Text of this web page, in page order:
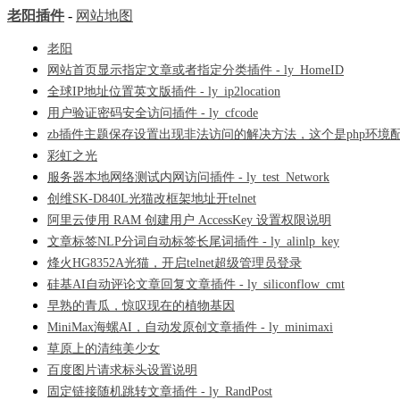
老阳插件- 网站地图
老阳
网站首页显示指定文章或者指定分类插件 - ly_HomeID
全球IP地址位置英文版插件 - ly_ip2location
用户验证密码安全访问插件 - ly_cfcode
zb插件主题保存设置出现非法访问的解决方法，这个是php环境
彩虹之光
服务器本地网络测试内网访问插件 - ly_test_Network
创维SK-D840L光猫改框架地址开telnet
阿里云使用 RAM 创建用户 AccessKey 设置权限说明
文章标签NLP分词自动标签长尾词插件 - ly_alinlp_key
烽火HG8352A光猫，开启telnet超级管理员登录
硅基AI自动评论文章回复文章插件 - ly_siliconflow_cmt
早熟的青瓜，惊叹现在的植物基因
MiniMax海螺AI，自动发原创文章插件 - ly_minimaxi
草原上的清纯美少女
百度图片请求标头设置说明
固定链接随机跳转文章插件 - ly_RandPost